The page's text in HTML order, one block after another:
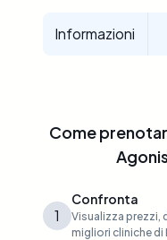
Informazioni
Come
1
Confronta
Visualizza prezzi,
migliori cliniche di